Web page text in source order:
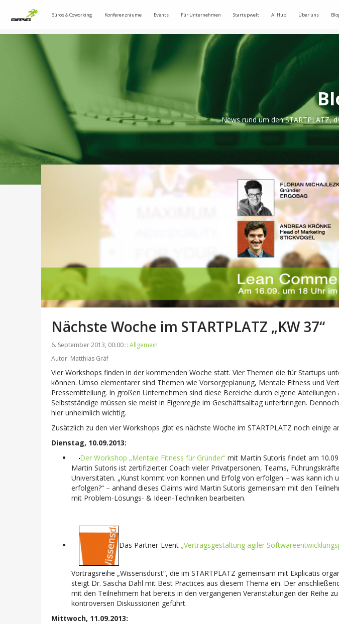
Büros & Coworking Konferenzräume Events Für Unternehmen Startupwelt AI Hub Über uns
News rund um den STARTPLATZ,
Nächste Woche im STARTPLATZ „KW 37“
6. September 2013, 00:00 :: Allgemein
Autor: Matthias Gräf
Vier Workshops finden in der kommenden Woche statt. Vier Themen die für Startups
können. Umso elementarer sind Themen wie Vorsorgeplanung, Mentale Fitness und
Pressemitteilung. In großen Unternehmen sind diese Bereiche durch eigene Abteilungen
Selbstständige müssen sie meist in Eigenregie im Geschäftsalltag unterbringen.
hier unheimlich wichtig.
Zusätzlich zu den vier Workshops gibt es nächste Woche im STARTPLATZ noch einige
Dienstag, 10.09.2013:
Der Workshop „Mentale Fitness für Gründer“ mit Martin Sutoris findet am
Martin Sutoris ist zertifizierter Coach vieler Privatpersonen, Teams,
Universitäten. „Kunst kommt von können und Erfolg von erfolgen – was kann ich
erfolgen?“ – anhand dieses Claims wird Martin Sutoris gemeinsam mit den
mit Problem-Lösungs- & Ideen-Techniken bearbeiten.
Das Partner-Event „Vertragsgestaltung agiler
Vortragsreihe „Wissensdurst“, die im STARTPLATZ gemeinsam mit Explicatis
steigt Dr. Sascha Dahl mit Best Practices aus diesem Thema ein. Der
mit den Teilnehmern hat bereits in den vergangenen Veranstaltungen der Reihe
kontroversen Diskussionen geführt.
Mittwoch, 11.09.2013: